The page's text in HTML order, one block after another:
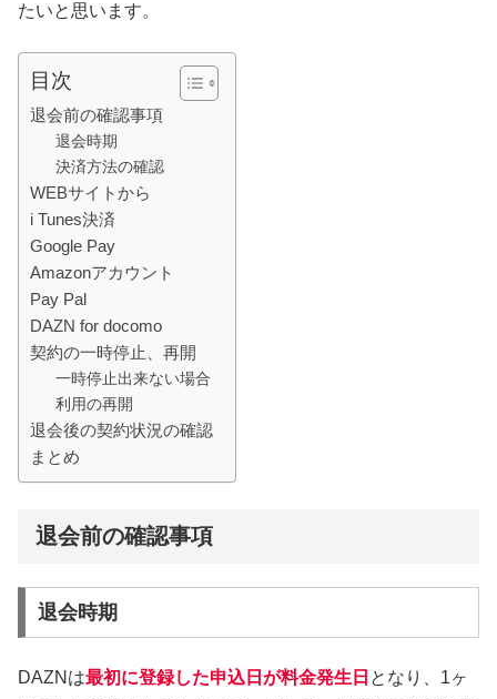
たいと思います。
目次
退会前の確認事項
退会時期
決済方法の確認
WEBサイトから
i Tunes決済
Google Pay
Amazonアカウント
Pay Pal
DAZN for docomo
契約の一時停止、再開
一時停止出来ない場合
利用の再開
退会後の契約状況の確認
まとめ
退会前の確認事項
退会時期
DAZN は最初に登録した申込日が料金発生日 となり、 1ヶ